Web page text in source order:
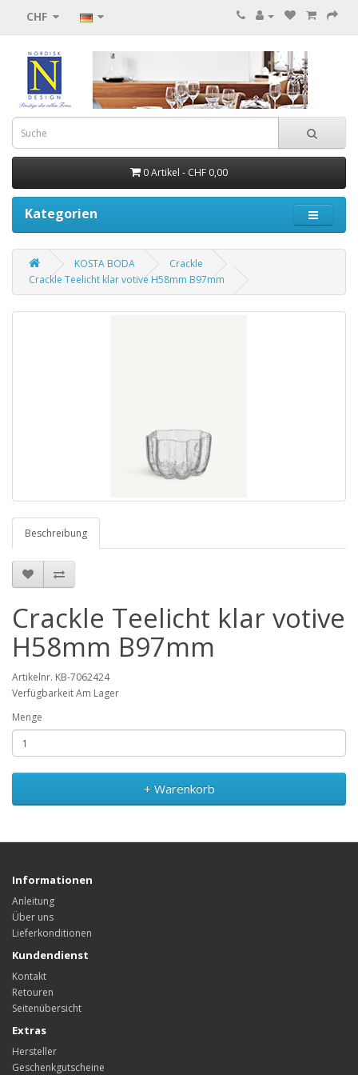
CHF
0 Artikel - CHF 0,00
Kategorien
KOSTA BODA
Crackle
Crackle Teelicht klar votive H58mm B97mm
Beschreibung
Crackle Teelicht klar votive
H58mm B97mm
Artikelnr. KB-7062424
Verfügbarkeit Am Lager
Menge
+ Warenkorb
Informationen
Anleitung
Über uns
Lieferkonditionen
Kundendienst
Kontakt
Retouren
Seitenübersicht
Extras
Hersteller
Geschenkgutscheine